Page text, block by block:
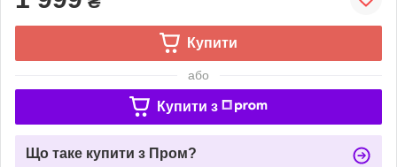
Купити
або
Купити з
Що таке купити з Пром?